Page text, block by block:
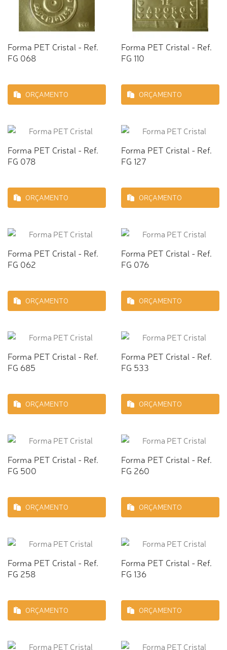
Forma PET Cristal - Ref.
FG 068
ORÇAMENTO
Forma PET Cristal - Ref.
FG 110
ORÇAMENTO
Forma PET Cristal - Ref.
FG 078
ORÇAMENTO
Forma PET Cristal - Ref.
FG 127
ORÇAMENTO
Forma PET Cristal - Ref.
FG 062
ORÇAMENTO
Forma PET Cristal - Ref.
FG 076
ORÇAMENTO
Forma PET Cristal - Ref.
FG 685
ORÇAMENTO
Forma PET Cristal - Ref.
FG 533
ORÇAMENTO
Forma PET Cristal - Ref.
FG 500
ORÇAMENTO
Forma PET Cristal - Ref.
FG 260
ORÇAMENTO
Forma PET Cristal - Ref.
FG 258
ORÇAMENTO
Forma PET Cristal - Ref.
FG 136
ORÇAMENTO